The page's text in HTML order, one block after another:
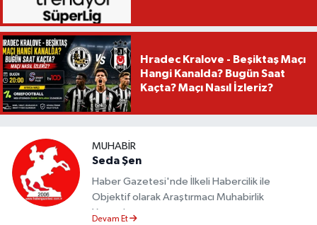
Hradec Kralove - Beşiktaş Maçı
Hangi Kanalda? Bugün Saat
Kaçta? Maçı Nasıl İzleriz?
MUHABIR
Seda Şen
Haber Gazetesi'nde İlkeli Habercilik ile
Objektif olarak Araştırmacı Muhabirlik
Yapmaktayım.
Devam Et